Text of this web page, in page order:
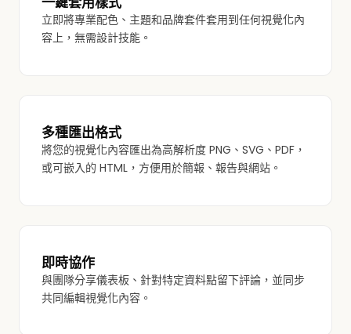
立即將專業配色、主題和品牌套件套用到任何視覺化內
容上，無需設計技能。
多種匯出格式
將您的視覺化內容匯出為高解析度 PNG、SVG、PDF，
或可嵌入的 HTML，方便用於簡報、報告與網站。
即時協作
與團隊分享儀表板、針對特定資料點留下評論，並同步
共同編輯視覺化內容。